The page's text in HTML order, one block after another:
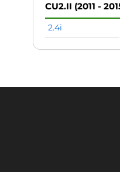
CU2.II (2011 -
2.4i